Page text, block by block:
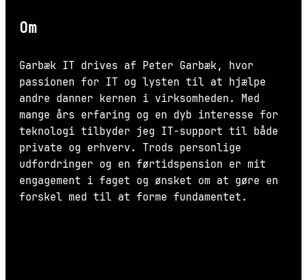
Om
Garbæk IT drives af Peter Garbæk, hvor
passionen for IT og lysten til at hjælpe
andre danner kernen i virksomheden. Med
mange års erfaring og en dyb interesse for
teknologi tilbyder jeg IT-support til både
private og erhverv. Trods personlige
udfordringer og en førtidspension er mit
engagement i faget og ønsket om at gøre en
forskel med til at forme fundamentet.